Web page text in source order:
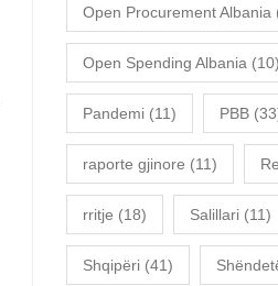
Open Procurement Albania
Open Spending Albania (10)
Pandemi (11) PBB
raporte gjinore (11)
rritje (18) Salillari (11)
Shqipëri (41)